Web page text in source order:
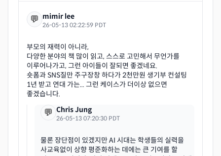
💬 mimir lee
26-05-13 02:22:59 PDT
부모의 재력이 아니라,
다양한 분야의 책 많이 읽고, 스스로 고민해서 무언가를
이루어나가고, 그런 아이들이 잘되면 좋겠네요.
숏폼과 SNS질만 주구장창 하다가 2천만원 생기부 컨설팅
1년 받고 연대 가는... 그런 케이스가 더이상 없으면
💬 Chris Jung
26-05-13 07:20:30 PDT
물론 장단점이 있겠지만 AI 시대는 학생들의 실력을
사교육없이 상향 평준화하는 데에는 큰 기여를 할